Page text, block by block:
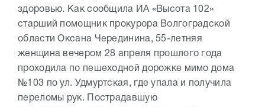
здоровью. Как сообщила ИА «Высота 102»
старший помощник прокурора Волгоградской
области Оксана Черединина, 55-летняя
женщина вечером 28 апреля прошлого года
проходила по пешеходной дорожке мимо дома
№103 по ул. Удмуртская, где упала и получила
переломы рук. Пострадавшую